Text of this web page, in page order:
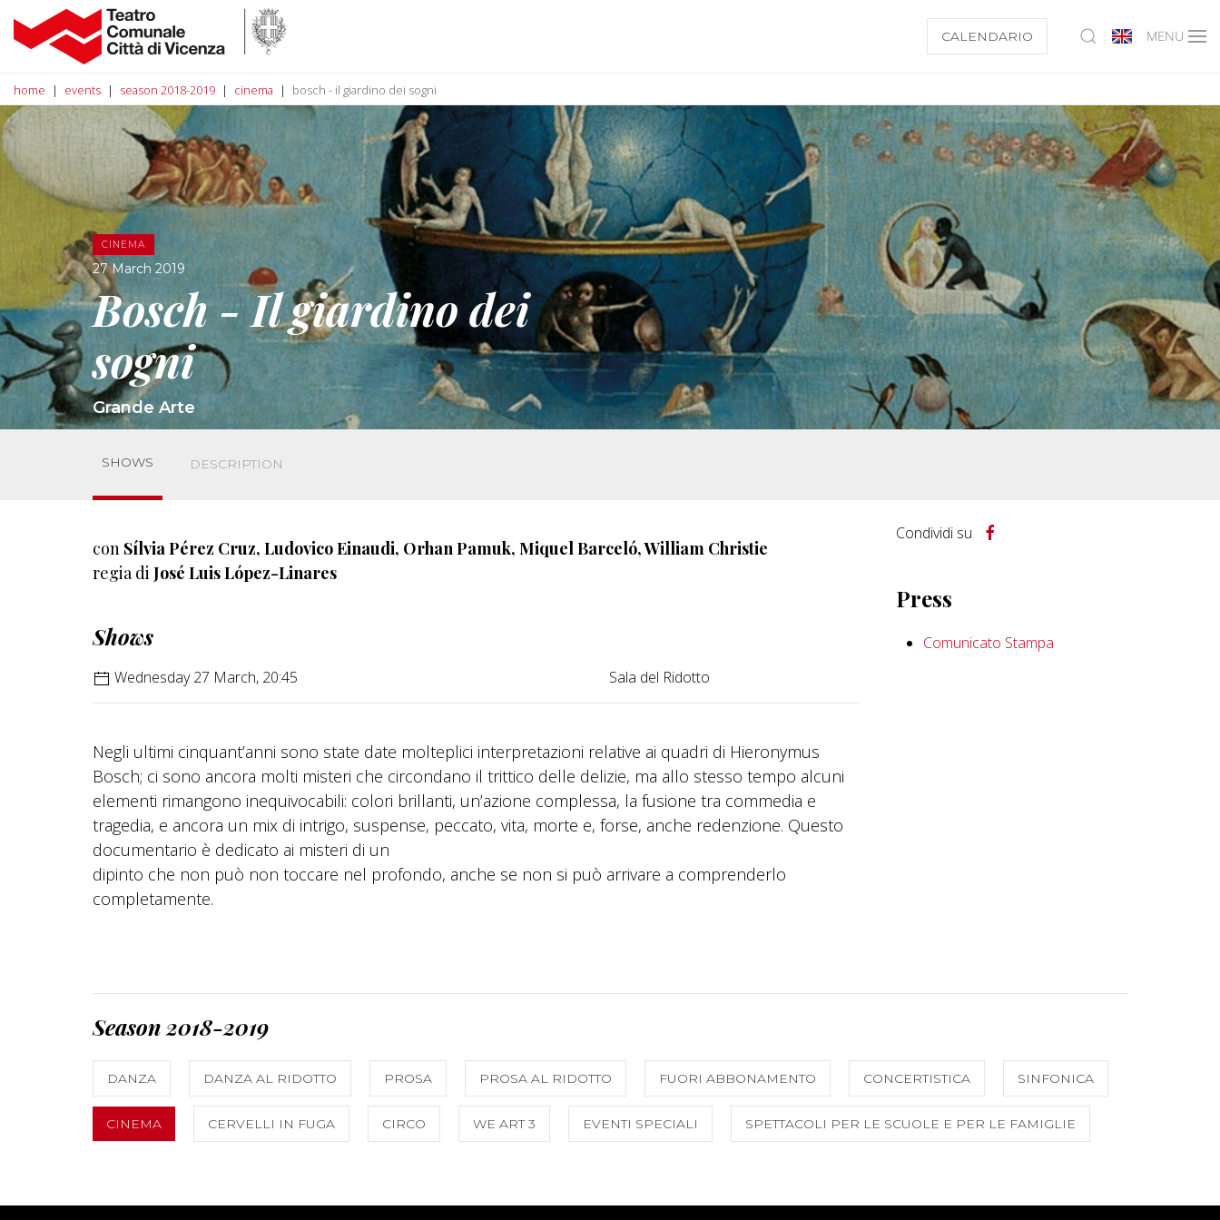
CALENDARIO MENU
home events season 2018-2019 cinema bosch - il giardino dei sogni
CINEMA
27 March 2019
Bosch - Il giardino dei
sogni
Grande Arte
SHOWS DESCRIPTION
con Sílvia Pérez Cruz, Ludovico Einaudi, Orhan Pamuk, Miquel Barceló, William Christie
regia di José Luis López-Linares
Shows
Wednesday 27 March, 20:45 Sala del Ridotto
Negli ultimi cinquant’anni sono state date molteplici interpretazioni relative ai quadri di Hieronymus
Bosch; ci sono ancora molti misteri che circondano il trittico delle delizie, ma allo stesso tempo alcuni
elementi rimangono inequivocabili: colori brillanti, un’azione complessa, la fusione tra commedia e
tragedia, e ancora un mix di intrigo, suspense, peccato, vita, morte e, forse, anche redenzione. Questo
documentario è dedicato ai misteri di un
dipinto che non può non toccare nel profondo, anche se non si può arrivare a comprenderlo
completamente.
Condividi su
Press
Comunicato Stampa
Season 2018-2019
DANZA DANZA AL RIDOTTO PROSA PROSA AL RIDOTTO FUORI ABBONAMENTO CONCERTISTICA SINFONICA
CINEMA CERVELLI IN FUGA CIRCO WE ART 3 EVENTI SPECIALI SPETTACOLI PER LE SCUOLE E PER LE FAMIGLIE